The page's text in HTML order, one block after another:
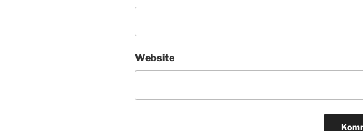
Website